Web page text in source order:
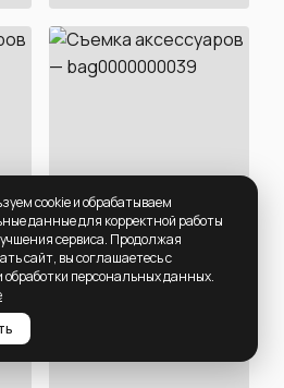
cookie и обрабатываем
данные для корректной работы
сервиса. Продолжая
сайт, вы соглашаетесь с
обработки персональных данных.